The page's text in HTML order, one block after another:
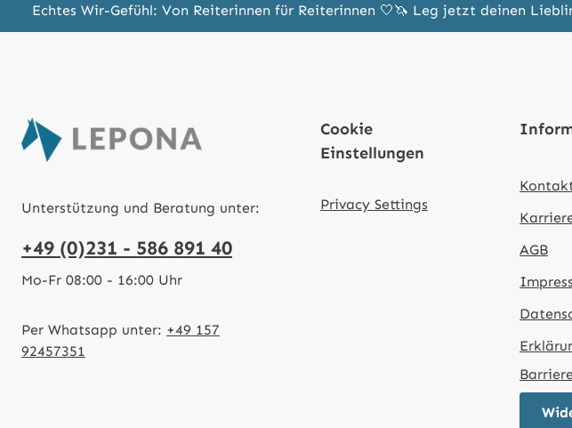
Echtes Wir-Gefühl: Von Reiterinnen für Reiterinnen 🤍🦄 Leg jetzt deinen
Unterstützung und Beratung unter:
+49 (0)231 - 586 891 40
Mo-Fr 08:00 - 16:00 Uhr
Per Whatsapp unter: +49 157
92457351
Cookie
Einstellungen
Privacy Settings
AGB